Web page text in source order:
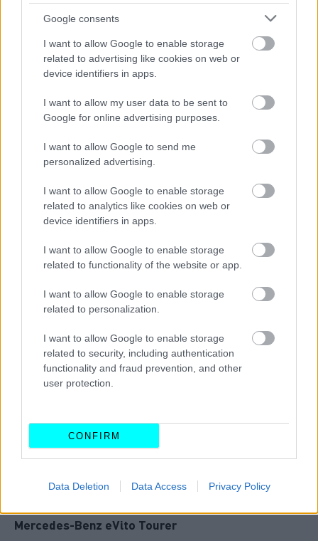
Google consents
I want to allow Google to enable storage
related to advertising like cookies on web or
device identifiers in apps.
I want to allow my user data to be sent to
Google for online advertising purposes.
I want to allow Google to send me
personalized advertising.
I want to allow Google to enable storage
related to analytics like cookies on web or
device identifiers in apps.
I want to allow Google to enable storage
related to functionality of the website or app.
I want to allow Google to enable storage
related to personalization.
I want to allow Google to enable storage
related to security, including authentication
functionality and fraud prevention, and other
user protection.
CONFIRM
Data Deletion Data Access Privacy Policy
ειδικά προσαρμοσμένες στις ανάγκες και τις
απαιτήσεις ενός επαγγελματία.
Ανάμεσα στα προηγμένα στοιχεία του εξοπλισμού
ξεχωρίζουν το σύστημα στάθμευσης με κάμερα 360
μοιρών, το σύστημα υποβοήθησης νεκρής γωνίας
ορατότητας καθώς και το σύστημα διατήρησης του
οχήματος στη λωρίδα κυκλοφορίας.
Το eVito Van προσφέρεται με επιδότηση Mercedes
από 6.000 ευρώ.
Mercedes-Benz eVito Tourer